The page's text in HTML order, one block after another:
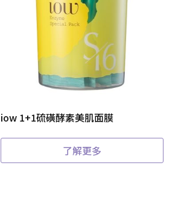
iow 1+1硫磺酵素美肌面膜
了解更多